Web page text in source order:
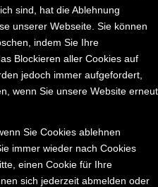
sind, hat die Ablehnung
unserer Webseite. Sie können
indem Sie Ihre
Blockieren aller Cookies auf
jedoch immer aufgefordert,
wenn Sie unsere Website erneut
Sie Cookies ablehnen
immer wieder nach Cookies
einen Cookie für Ihre
sich jederzeit abmelden oder